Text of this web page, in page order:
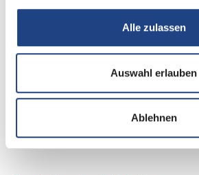
Alle zulassen
Auswahl erlauben
Ablehnen